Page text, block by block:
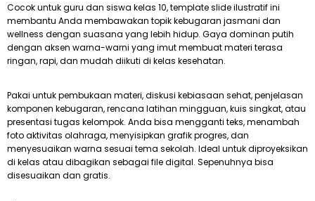
Cocok untuk guru dan siswa kelas 10, template slide ilustratif ini
membantu Anda membawakan topik kebugaran jasmani dan
wellness dengan suasana yang lebih hidup. Gaya dominan putih
dengan aksen warna-warni yang imut membuat materi terasa
ringan, rapi, dan mudah diikuti di kelas kesehatan.
Pakai untuk pembukaan materi, diskusi kebiasaan sehat, penjelasan
komponen kebugaran, rencana latihan mingguan, kuis singkat, atau
presentasi tugas kelompok. Anda bisa mengganti teks, menambah
foto aktivitas olahraga, menyisipkan grafik progres, dan
menyesuaikan warna sesuai tema sekolah. Ideal untuk diproyeksikan
di kelas atau dibagikan sebagai file digital. Sepenuhnya bisa
disesuaikan dan gratis.